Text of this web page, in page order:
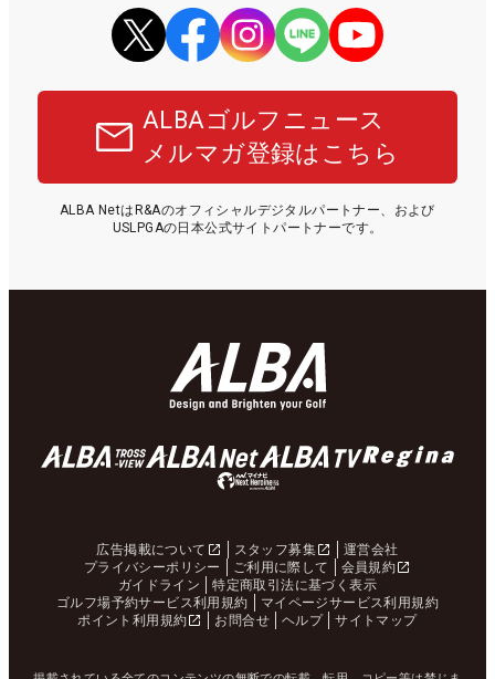
ALBAゴルフニュース
メルマガ登録はこちら
ALBA NetはR&Aのオフィシャルデジタルパートナー、および
USLPGAの日本公式サイトパートナーです。
広告掲載について スタッフ募集
運営会社
プライバシーポリシー
ご利用に際して
会員規約
ガイドライン
特定商取引法に基づく表示
ゴルフ場予約サービス利用規約
マイページサービス利用規約
ポイント利用規約
お問合せ ヘルプ サイトマップ